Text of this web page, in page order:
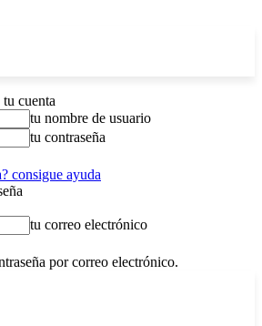
cuenta
tu nombre de usuario
tu contraseña
consigue ayuda
tu correo electrónico
por correo electrónico.